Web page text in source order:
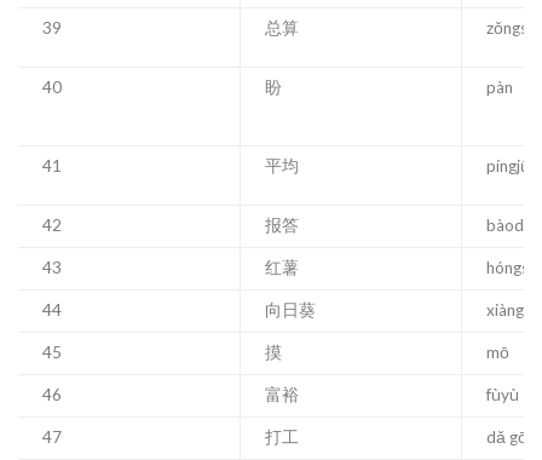
39 总算
40 盼 pàn
41 平均 píngjūn
42 报答 bàodá
43 红薯
44 向日葵
45 摸 mō
46 富裕 fùyù
47 打工 dǎ